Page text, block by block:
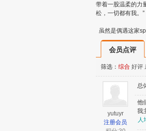
带着一股温柔的力
松，一切都有我。”
虽然是偶遇这家
会员点评
筛选： 综合 好评
yutuyr
注册会员
总
他
我
人